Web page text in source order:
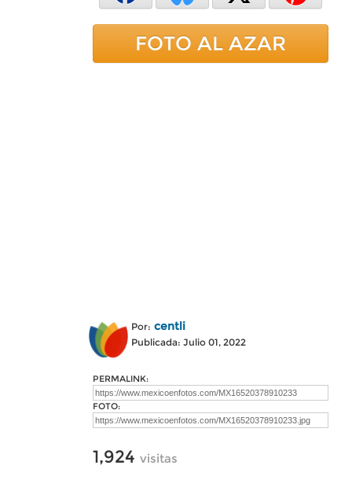
FOTO AL AZAR
Por: centli
Publicada: Julio 01, 2022
PERMALINK:
FOTO:
1,924 visitas